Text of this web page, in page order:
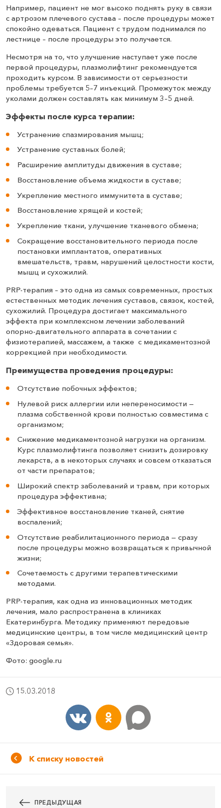
Например, пациент не мог высоко поднять руку в связи
с артрозом плечевого сустава – после процедуры может
спокойно одеваться. Пациент с трудом поднимался по
лестнице – после процедуры это получается.
Несмотря на то, что улучшение наступает уже после
первой процедуры, плазмолифтинг рекомендуется
проходить курсом. В зависимости от серьезности
проблемы требуется 5–7 инъекций. Промежуток между
уколами должен составлять как минимум 3–5 дней.
Эффекты после курса терапии:
Устранение спазмирования мышц;
Устранение суставных болей;
Расширение амплитуды движения в суставе;
Восстановление объема жидкости в суставе;
Укрепление местного иммунитета в суставе;
Восстановление хрящей и костей;
Укрепление ткани, улучшение тканевого обмена;
Сокращение восстановительного периода после
постановки имплантатов, оперативных
вмешательств, травм, нарушений целостности кости,
мышц и сухожилий.
PRP-терапия – это одна из самых современных, простых
естественных методик лечения суставов, связок, костей,
сухожилий. Процедура достигает максимального
эффекта при комплексном лечении заболеваний
опорно-двигательного аппарата в сочетании с
физиотерапией, массажем, а также с медикаментозной
коррекцией при необходимости.
Преимущества проведения процедуры:
Отсутствие побочных эффектов;
Нулевой риск аллергии или непереносимости —
плазма собственной крови полностью совместима с
организмом;
Снижение медикаментозной нагрузки на организм.
Курс плазмолифтинга позволяет снизить дозировку
лекарств, а в некоторых случаях и совсем отказаться
от части препаратов;
Широкий спектр заболеваний и травм, при которых
процедура эффективна;
Эффективное восстановление тканей, снятие
воспалений;
Отсутствие реабилитационного периода — сразу
после процедуры можно возвращаться к привычной
жизни;
Сочетаемость с другими терапевтическими
методами.
PRP-терапия, как одна из инновационных методик
лечения, мало распространена в клиниках
Екатеринбурга. Методику применяют передовые
медицинские центры, в том числе медицинский центр
«Здоровая семья».
Фото: google.ru
15.03.2018
К списку новостей
ПРЕДЫДУЩАЯ